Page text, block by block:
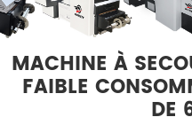
MACHINE À
FAIBLE
DE